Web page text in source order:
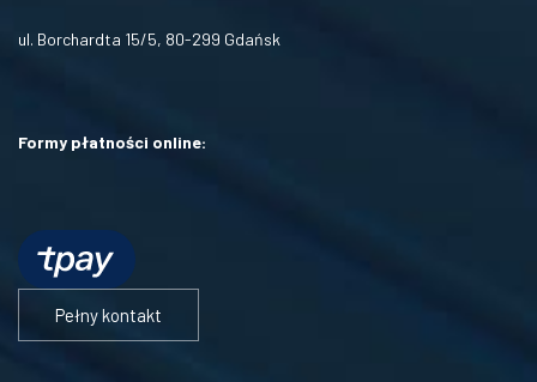
ul. Borchardta 15/5, 80-299 Gdańsk
Formy płatności online:
Pełny kontakt